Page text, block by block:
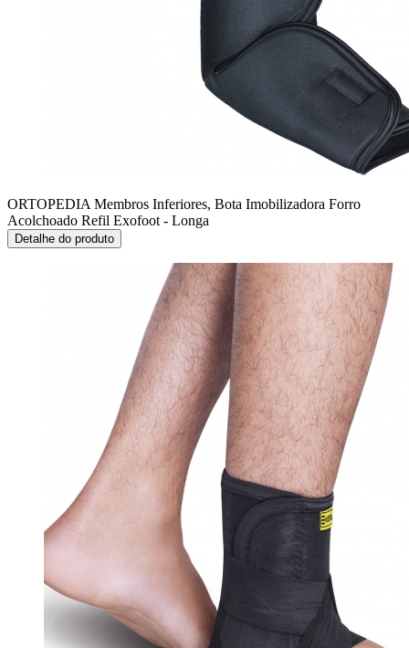
ORTOPEDIA Membros Inferiores, Bota Imobilizadora Forro
Acolchoado Refil Exofoot - Longa
Detalhe do produto